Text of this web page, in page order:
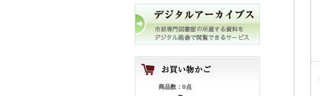
商品数：0点